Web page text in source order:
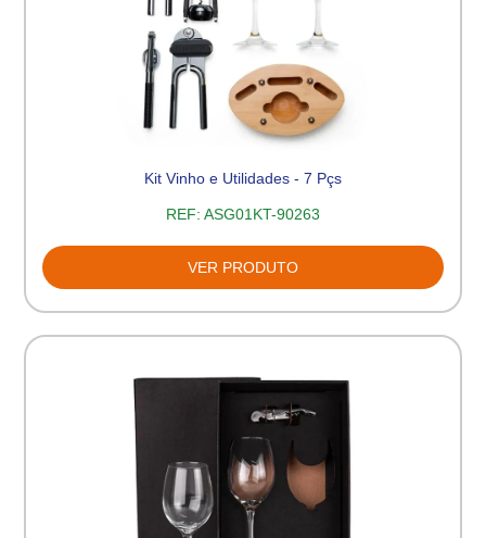
Kit Vinho e Utilidades - 7 Pçs
REF: ASG01KT-90263
VER PRODUTO